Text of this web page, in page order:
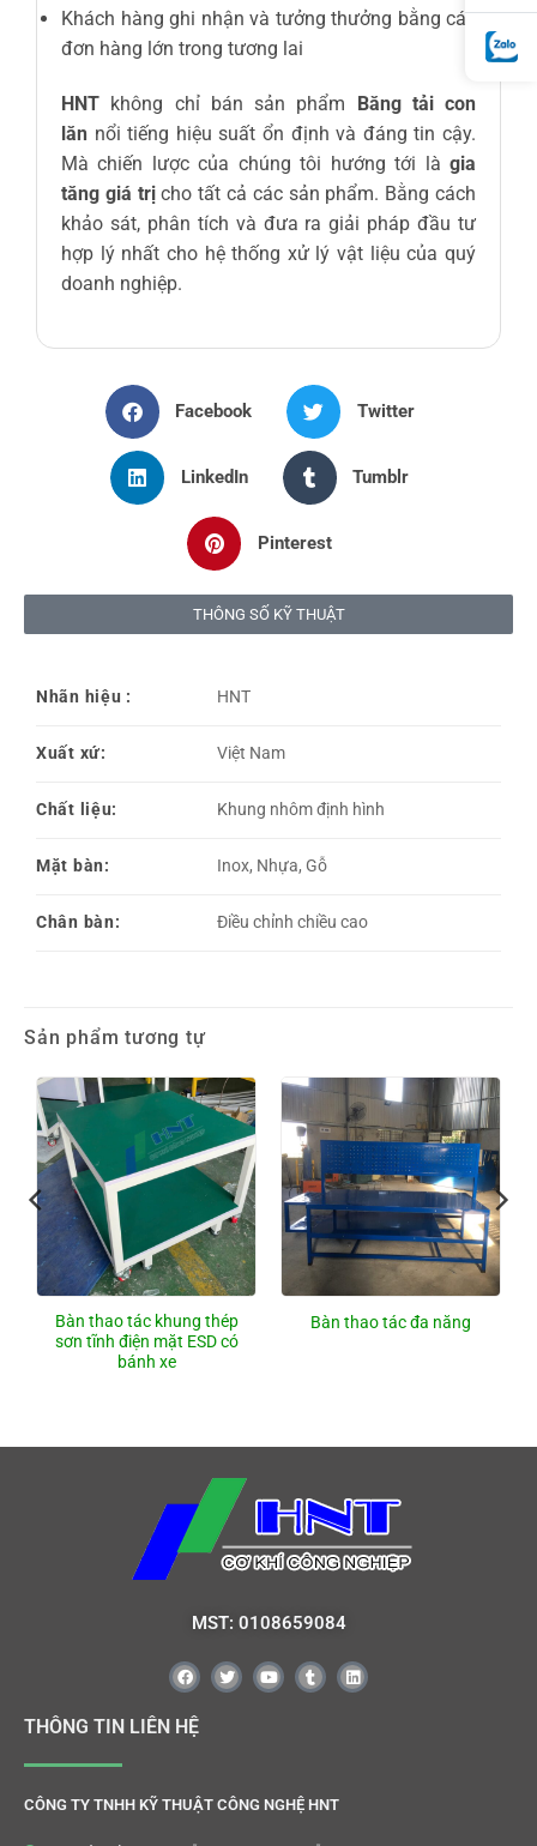
Khách hàng ghi nhận và tưởng thưởng bằng các
đơn hàng lớn trong tương lai
HNT không chỉ bán sản phẩm Băng tải con
lăn nổi tiếng hiệu suất ổn định và đáng tin cậy.
Mà chiến lược của chúng tôi hướng tới là gia
tăng giá trịcho tất cả các sản phẩm. Bằng cách
khảo sát, phân tích và đưa ra giải pháp đầu tư
hợp lý nhất cho hệ thống xử lý vật liệu của quý
doanh nghiệp.
Facebook Twitter
LinkedIn Tumblr
Pinterest
THÔNG SỐ KỸ THUẬT
Nhãn hiệu : HNT
Xuất xứ: Việt Nam
Chất liệu: Khung nhôm định hình
Mặt bàn: Inox, Nhựa, Gỗ
Chân bàn: Điều chỉnh chiều cao
Sản phẩm tương tự
Bàn thao tác khung thép
sơn tĩnh điện mặt ESD có
bánh xe
Bàn thao tác đa năng
MST: 0108659084
THÔNG TIN LIÊN HỆ
CÔNG TY TNHH KỸ THUẬT CÔNG NGHỆ HNT